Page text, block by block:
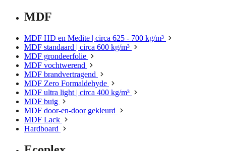
MDF
MDF HD en Medite | circa 625 - 700 kg/m³
MDF standaard | circa 600 kg/m³
MDF grondeerfolie
MDF vochtwerend
MDF brandvertragend
MDF Zero Formaldehyde
MDF ultra light | circa 400 kg/m³
MDF buig
MDF door-en-door gekleurd
MDF Lack
Hardboard